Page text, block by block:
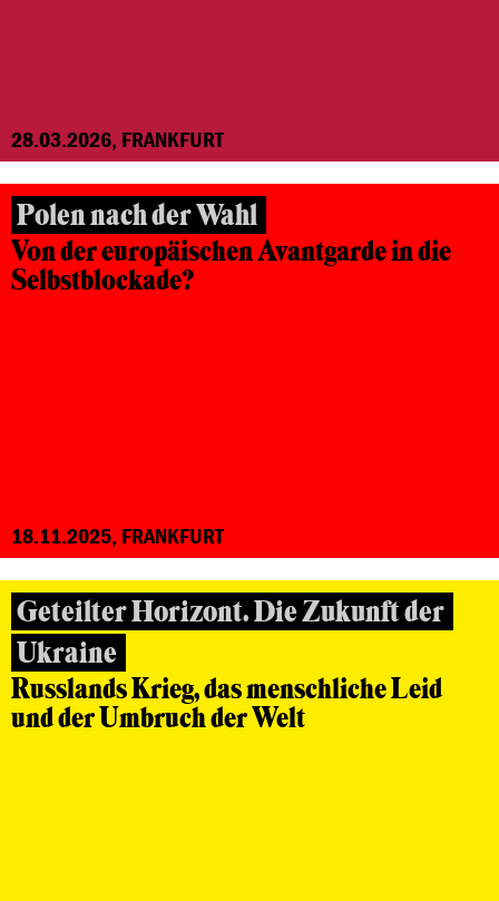
28.03.2026, FRANKFURT
Polen nach der Wahl
Von der europäischen Avantgarde in die
Selbstblockade?
18.11.2025, FRANKFURT
Geteilter Horizont. Die Zukunft der
Ukraine
Russlands Krieg, das menschliche Leid
und der Umbruch der Welt